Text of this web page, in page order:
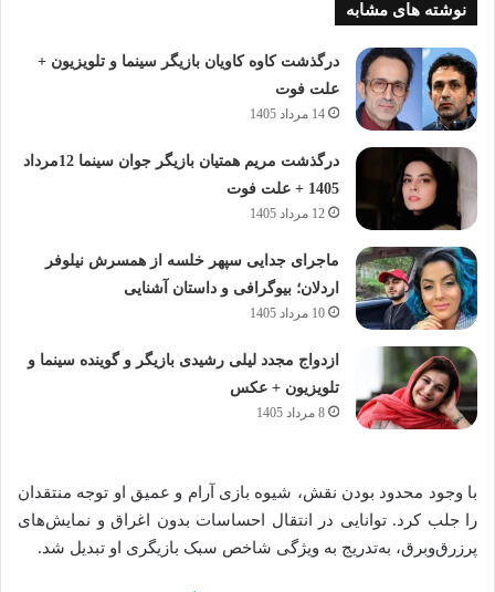
نوشته های مشابه
درگذشت کاوه کاویان بازیگر سینما و تلویزیون +
علت فوت
14 مرداد 1405
درگذشت مریم همتیان بازیگر جوان سینما 12مرداد
1405 + علت فوت
12 مرداد 1405
ماجرای جدایی سپهر خلسه از همسرش نیلوفر
اردلان؛ بیوگرافی و داستان آشنایی
10 مرداد 1405
ازدواج مجدد لیلی رشیدی بازیگر و گوینده سینما و
تلویزیون + عکس
8 مرداد 1405
با وجود محدود بودن نقش، شیوه بازی آرام و عمیق او توجه منتقدان
را جلب کرد. توانایی در انتقال احساسات بدون اغراق و نمایش‌های
پرزرق‌وبرق، به‌تدریج به ویژگی شاخص سبک بازیگری او تبدیل شد.